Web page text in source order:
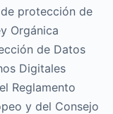
protección de
Orgánica
de Datos
Digitales
Reglamento
y del Consejo